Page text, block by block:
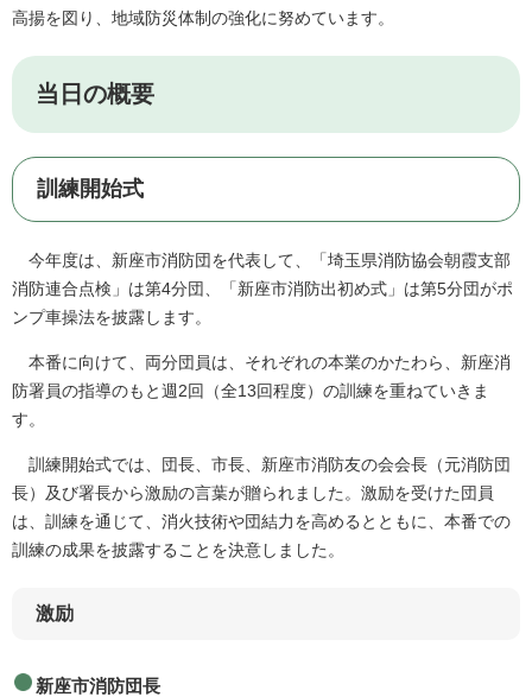
高揚を図り、地域防災体制の強化に努めています。
当日の概要
訓練開始式
今年度は、新座市消防団を代表して、「埼玉県消防協会朝霞支部
消防連合点検」は第4分団、「新座市消防出初め式」は第5分団がポ
ンプ車操法を披露します。
本番に向けて、両分団員は、それぞれの本業のかたわら、新座消
防署員の指導のもと週2回（全13回程度）の訓練を重ねていきま
す。
訓練開始式では、団長、市長、新座市消防友の会会長（元消防団
長）及び署長から激励の言葉が贈られました。激励を受けた団員
は、訓練を通じて、消火技術や団結力を高めるとともに、本番での
訓練の成果を披露することを決意しました。
激励
新座市消防団長